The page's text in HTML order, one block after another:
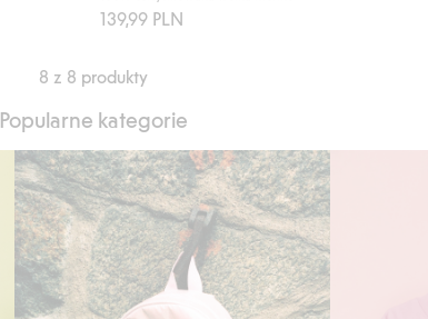
139,99 PLN
8 z 8 produkty
Popularne kategorie